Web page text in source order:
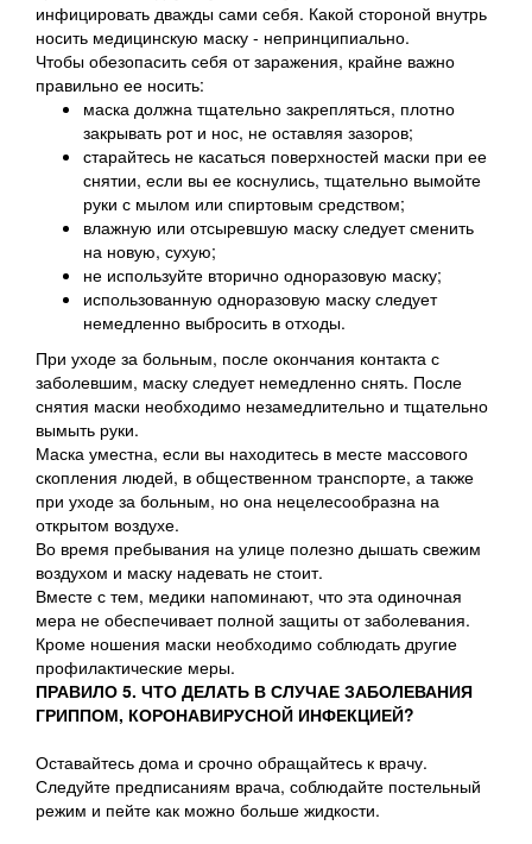
инфицировать дважды сами себя. Какой стороной внутрь
носить медицинскую маску - непринципиально.
Чтобы обезопасить себя от заражения, крайне важно
правильно ее носить:
маска должна тщательно закрепляться, плотно
закрывать рот и нос, не оставляя зазоров;
старайтесь не касаться поверхностей маски при ее
снятии, если вы ее коснулись, тщательно вымойте
руки с мылом или спиртовым средством;
влажную или отсыревшую маску следует сменить
на новую, сухую;
не используйте вторично одноразовую маску;
использованную одноразовую маску следует
немедленно выбросить в отходы.
При уходе за больным, после окончания контакта с
заболевшим, маску следует немедленно снять. После
снятия маски необходимо незамедлительно и тщательно
вымыть руки.
Маска уместна, если вы находитесь в месте массового
скопления людей, в общественном транспорте, а также
при уходе за больным, но она нецелесообразна на
открытом воздухе.
Во время пребывания на улице полезно дышать свежим
воздухом и маску надевать не стоит.
Вместе с тем, медики напоминают, что эта одиночная
мера не обеспечивает полной защиты от заболевания.
Кроме ношения маски необходимо соблюдать другие
профилактические меры.
ПРАВИЛО 5. ЧТО ДЕЛАТЬ В СЛУЧАЕ ЗАБОЛЕВАНИЯ
ГРИППОМ, КОРОНАВИРУСНОЙ ИНФЕКЦИЕЙ?
Оставайтесь дома и срочно обращайтесь к врачу.
Следуйте предписаниям врача, соблюдайте постельный
режим и пейте как можно больше жидкости.